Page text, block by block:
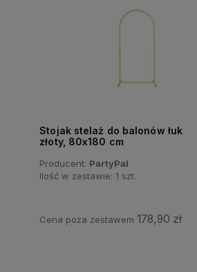
Stojak stelaż do balonów łuk
złoty, 80x180 cm
Producent: PartyPal
Ilość w zestawie:1 szt.
Cena poza zestawem 178,90 zł